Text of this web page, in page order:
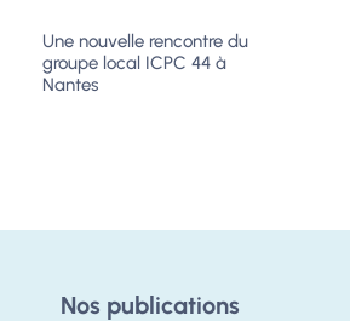
Une nouvelle rencontre du
groupe local ICPC 44 à
Nantes
Nos publications